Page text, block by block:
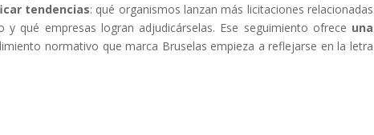
tendencias: qué organismos lanzan más licitaciones relacionadas
qué empresas logran adjudicárselas. Ese seguimiento ofrece una
normativo que marca Bruselas empieza a reflejarse en la letra